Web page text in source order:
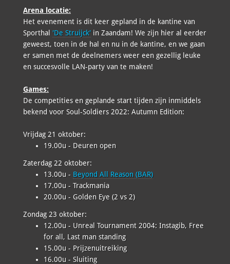
Arena locatie:
Het evenement is dit keer gepland in de kantine van
Sporthal 'De Struijck' in Zaandam! We zijn hier al eerder
geweest, toen in de hal en nu in de kantine, en we gaan
er samen met de deelnemers weer een gezellig leuke
en succesvolle LAN-party van te maken!
Games:
De competities en geplande start tijden zijn inmiddels
bekend voor Soul-Soldiers 2022: Autumn Edition:
Vrijdag 21 oktober:
19.00u - Deuren open
Zaterdag 22 oktober:
13.00u - Beyond All Reason (BAR)
17.00u - Trackmania
20.00u - Golden Eye (2 vs 2)
Zondag 23 oktober:
12.00u - Unreal Tournament 2004: Instagib, Free
for all, Last man standing
15.00u - Prijzenuitreiking
16.00u - Sluiting